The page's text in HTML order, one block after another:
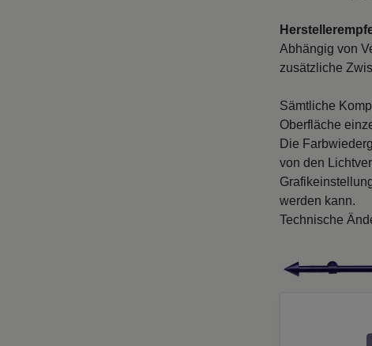
Abhängig von
zusätzliche
Sämtliche
Oberfläche
Die
von den
werden kann.
Technische